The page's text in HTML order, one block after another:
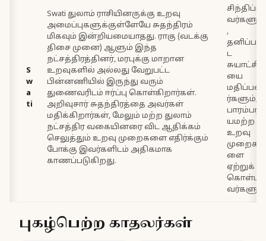
S
w
a
ti
Swati துலாம் ராசியினருக்கு உறவு
அமைப்புகளுக்குள்ளேயே சுதந்திரம்
மிகவும் இன்றியமையாதது. ராகு (வடக்கு
திசை முனை) ஆளும் இந்த
நட்சத்திரத்தினர், மரபுக்கு மாறான
உறவுகளில் அல்லது வேறுபட்ட
பின்னணியில் இருந்து வரும்
துணைவரிடம் ஈர்ப்பு கொள்கிறார்கள்.
அறிவுசார் சுதந்திரத்தை அவர்கள்
மதிக்கிறார்கள், மேலும் மற்ற துலாம்
நட்சத்திர வகையினரை விட ஆதிக்கம்
செலுத்தும் உறவு முறைகளை எதிர்க்கும்
போக்கு இவர்களிடம் அதிகமாக
காணப்படுகிறது.
சிந்திப்ப
வர்களும்
,
தனிப்பட்
ட
சுயாட்சி
யை
மதிப்பவ
ர்களும்,
பாரம்பரி
யமற்ற
உறவு
முறைக
ளை
ஏற்றுக்
கொள்ப
வர்களும்
புகழ்பெற்ற காதலர்கள்